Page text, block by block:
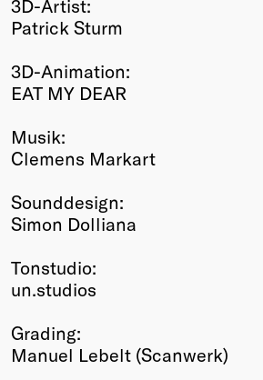
3D-Artist:
Patrick Sturm
3D-Animation:
EAT MY DEAR
Musik:
Clemens Markart
Sounddesign:
Simon Dolliana
Tonstudio:
un.studios
Grading:
Manuel Lebelt (Scanwerk)